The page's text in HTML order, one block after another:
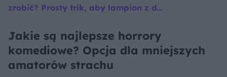
zrobić? Prosty trik, aby lampion z d…
Jakie są najlepsze horrory
komediowe? Opcja dla mniejszych
amatorów strachu